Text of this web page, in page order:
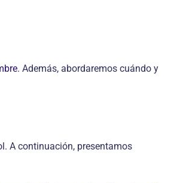
. Además, abordaremos cuándo y
A continuación, presentamos